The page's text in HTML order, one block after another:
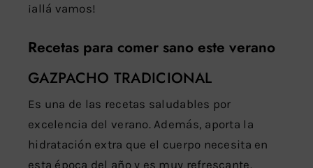
¡allá vamos!
Recetas para comer sano este verano
GAZPACHO TRADICIONAL
Es una de las recetas saludables por
excelencia del verano. Además, aporta la
hidratación extra que el cuerpo necesita en
esta época del año y es muy refrescante.